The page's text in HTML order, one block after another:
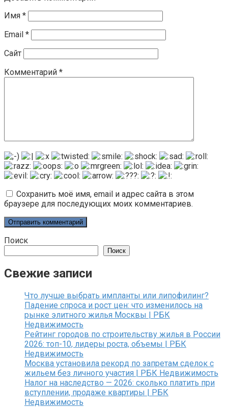
Имя *
Email *
Сайт
Комментарий *
Сохранить моё имя, email и адрес сайта в этом
браузере для последующих моих комментариев.
Поиск
Поиск
Свежие записи
Что лучше выбрать импланты или липофилинг?
Падение спроса и рост цен: что изменилось на
рынке элитного жилья Москвы | РБК
Недвижимость
Рейтинг городов по строительству жилья в России
2026: топ-10, лидеры роста, объемы | РБК
Недвижимость
Москва установила рекорд по запретам сделок с
жильем без личного участия | РБК Недвижимость
Налог на наследство — 2026: сколько платить при
вступлении, продаже квартиры | РБК
Недвижимость